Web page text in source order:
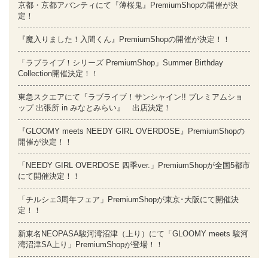
京都・京都アバンティにて『薄桜鬼』PremiumShopの開催が決
定！
『魔入りました！入間くん』PremiumShopの開催が決定！！
「ラブライブ！シリーズ PremiumShop」Summer Birthday
Collection開催決定！！
東急スクエアにて『ラブライブ！サンシャイン!! プレミアムショ
ップ 出張所 in みなとみらい』 出店決定！
『GLOOMY meets NEEDY GIRL OVERDOSE』PremiumShopの
開催が決定！！
「NEEDY GIRL OVERDOSE 四季ver.」PremiumShopが全国5都市
にて開催決定！！
「チルシェ3周年フェア」PremiumShopが東京･大阪にて開催決
定！！
新東名NEOPASA駿河湾沼津（上り）にて「GLOOMY meets 駿河
湾沼津SA上り」PremiumShopが登場！！